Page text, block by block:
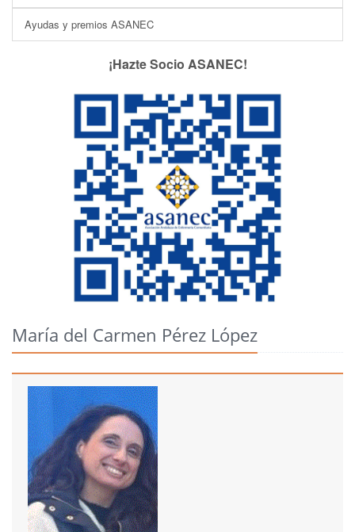
Ayudas y premios ASANEC
¡Hazte Socio ASANEC!
María del Carmen Pérez López